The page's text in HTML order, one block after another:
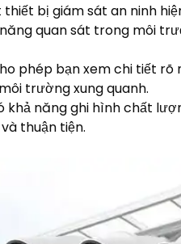
thiết bị giám sát an ninh
quan sát trong môi
phép bạn xem chi tiết
trường xung quanh.
khả năng ghi hình chất
thuận tiện.